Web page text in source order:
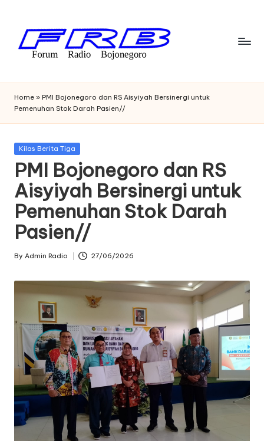
content
F
o
r
u
m
R
a
di
o
B
oj
n
e
g
o
r
o
Bojonegoro
Home » PMI Bojonegoro dan RS Aisyiyah Bersinergi untuk
Pemenuhan Stok Darah Pasien//
Posted
Kilas Berita Tiga
PMI Bojonegoro dan RS
Aisyiyah Bersinergi untuk
Pemenuhan Stok Darah
Pasien//
Posted
By Admin Radio 27/06/2026